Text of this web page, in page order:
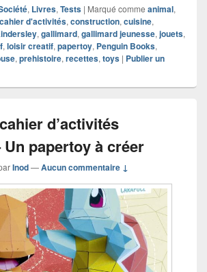
, Livres,Tests | Marqué comme animal,
cahier d'activités,construction,cuisine,
,gallimard,gallimard jeunesse,jouets,
,loisir creatif,papertoy, Penguin Books,
,prehistoire,recettes,toys | Publier un
d’activités
papertoy à créer
Inod—Aucun commentaire ↓